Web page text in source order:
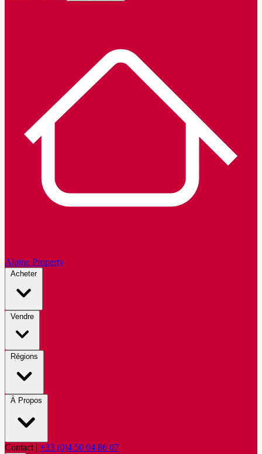
Alpine Property
Acheter
Vendre
Régions
À Propos
Contact | +33 (0)4 50 04 86 07